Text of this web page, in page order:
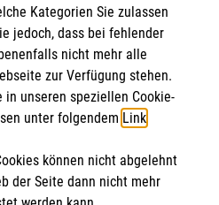
und Caritas eG
1201 2270 18
Kategorien Sie zulassen
jedoch, dass bei fehlender
nicht mehr alle
zur Verfügung stehen.
in unseren speziellen Cookie-
unter folgendem Link.
können nicht abgelehnt
der Seite dann nicht mehr